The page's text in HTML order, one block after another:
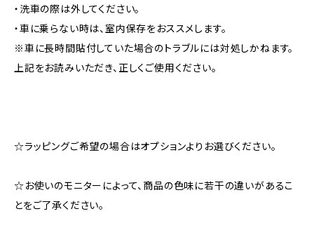
・洗車の際は外してください。
・車に乗らない時は、室内保存をおススメします。
※車に長時間貼付していた場合のトラブルには対処しかねます。
上記をお読みいただき、正しくご使用ください。
☆ラッピングご希望の場合はオプションよりお選びください。
☆お使いのモニターによって、商品の色味に若干の違いがあるこ
とをご了承ください。